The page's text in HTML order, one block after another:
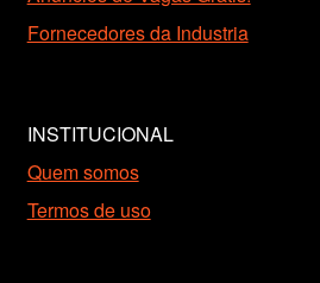
Fornecedores da Industria
INSTITUCIONAL
Quem somos
Termos de uso